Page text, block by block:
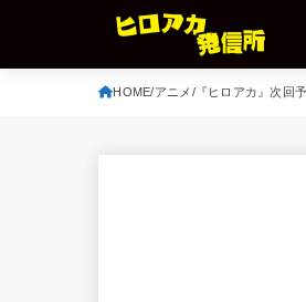
HOME アニメ 『ヒロアカ』次回